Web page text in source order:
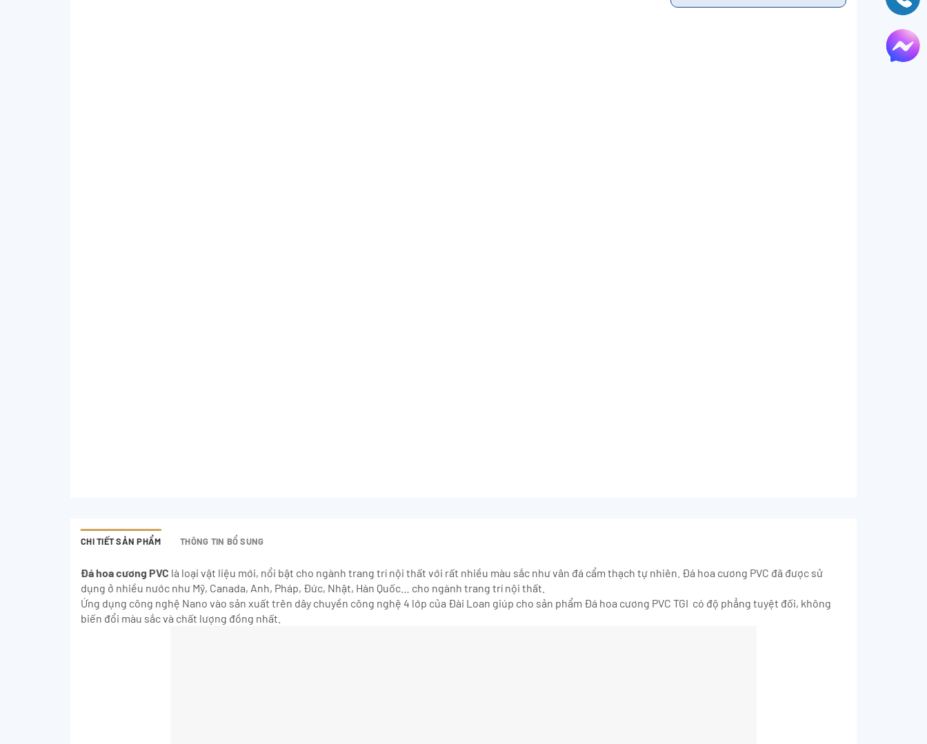
CHI TIẾT SẢN PHẨM THÔNG TIN BỔ SUNG
Đá hoa cương PVC là loại vật liệu mới, nổi bật cho ngành trang trí nội thất với rất nhiều màu sắc như vân đá cẩm thạch tự nhiên. Đá hoa cương PVC đã được sử
dụng ở nhiều nước như Mỹ, Canada, Anh, Pháp, Đức, Nhật, Hàn Quốc… cho ngành trang trí nội thất.
Ứng dụng công nghệ Nano vào sản xuất trên dây chuyền công nghệ 4 lớp của Đài Loan giúp cho sản phẩm Đá hoa cương PVC TGI có độ phẳng tuyệt đối, không
biến đổi màu sắc và chất lượng đồng nhất.